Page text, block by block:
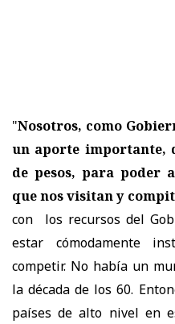
"Nosotros, como
un aporte importante,
de pesos, para poder
que nos visitan y
con los recursos del
estar cómodamente
competir. No había un
la década de los 60.
países de alto nivel en